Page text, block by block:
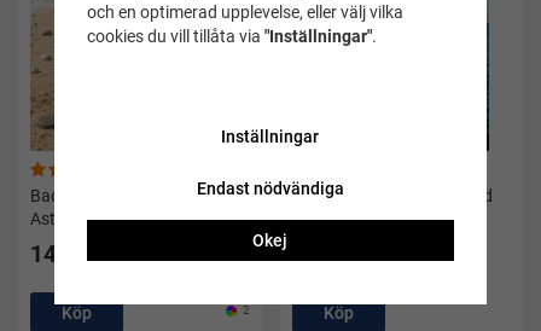
Badskor/aquashoe barn blå
Aston - Soak
149 kr
Köp 2
Våtdräkt dam active speed
turkos/svart - Soak
1 999 kr
Köp
och en optimerad upplevelse, eller välj vilka
cookies du vill tillåta via "Inställningar".
Inställningar
Endast nödvändiga
Okej